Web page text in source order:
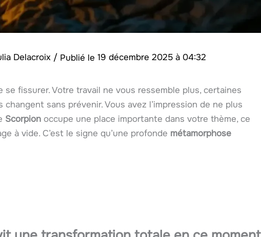
Delacroix / 19 décembre 2025 à 04:32
fissurer. Votre travail ne vous ressemble plus, certaines
sans prévenir. Vous avez l’impression de ne plus
Scorpion occupe une place importante dans votre thème, ce
à vide. C’est le signe qu’une profonde métamorphose